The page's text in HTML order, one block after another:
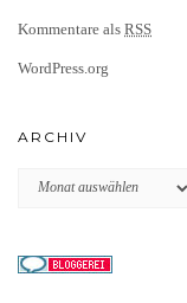
Kommentare als RSS
WordPress.org
ARCHIV
Archiv